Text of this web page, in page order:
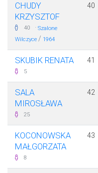
CHUDY
KRZYSZTOF
40 · Szalone
Wilczyce / 1964
40
SKUBIK RENATA
5
41
SALA
MIROSŁAWA
25
42
KOCONOWSKA
MAŁGORZATA
8
43